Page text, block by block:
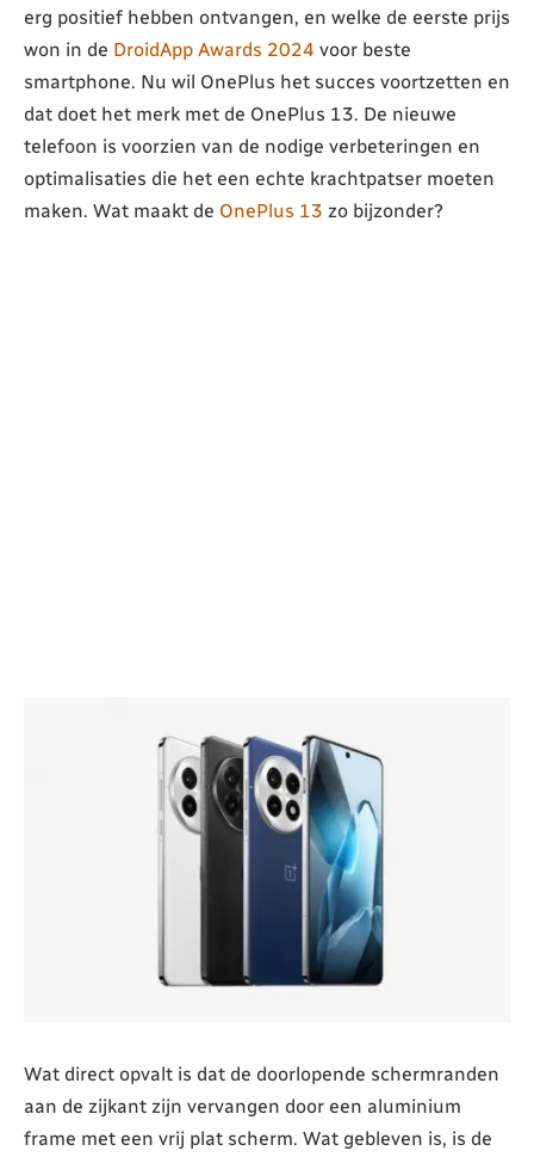
erg positief hebben ontvangen, en welke de eerste prijs
won in de DroidApp Awards 2024 voor beste
smartphone. Nu wil OnePlus het succes voortzetten en
dat doet het merk met de OnePlus 13. De nieuwe
telefoon is voorzien van de nodige verbeteringen en
optimalisaties die het een echte krachtpatser moeten
maken. Wat maakt de OnePlus 13 zo bijzonder?
Wat direct opvalt is dat de doorlopende schermranden
aan de zijkant zijn vervangen door een aluminium
frame met een vrij plat scherm. Wat gebleven is, is de